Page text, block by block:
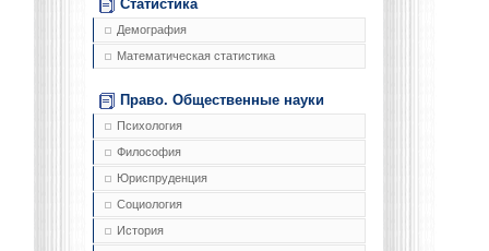
Статистика
Демография
Математическая статистика
Право. Общественные науки
Психология
Философия
Юриспруденция
Социология
История